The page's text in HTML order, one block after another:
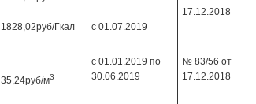
1828,02руб/Гкал с 01.07.2019
17.12.2018
35,24руб/м3
с 01.01.2019 по
30.06.2019
№ 83/56 от
17.12.2018